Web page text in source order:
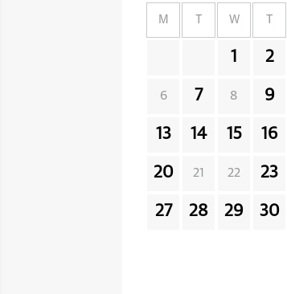
M W
1 2
6 7 8 9
13 14 15 16
20 21 22 23
27 28 29 30